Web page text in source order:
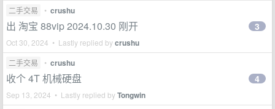
二手交易 • crushu
出 淘宝 88vip 2024.10.30 刚开
Oct 30, 2024 • Lastly replied bycrushu
3
二手交易 • crushu
收个 4T 机械硬盘
Sep 13, 2024 • Lastly replied byTongwin
4